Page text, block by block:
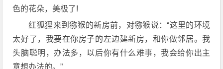
色的花朵，美极了!
红狐狸来到猕猴的新房前，对猕猴说：“这里的环境
太好了，我要在你房子的左边建新房，和你做邻居。我
头脑聪明，办法多，以后你有什么难事，我会给你出主
意想办法的。”